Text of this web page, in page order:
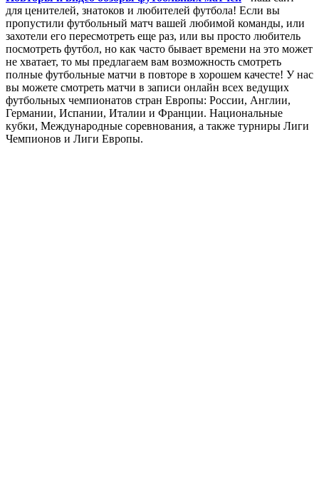
для ценителей, знатоков и любителей футбола! Если вы
пропустили футбольный матч вашей любимой команды, или
захотели его пересмотреть еще раз, или вы просто любитель
посмотреть футбол, но как часто бывает времени на это может
не хватает, то мы предлагаем вам возможность смотреть
полные футбольные матчи в повторе в хорошем качесте! У нас
вы можете смотреть матчи в записи онлайн всех ведущих
футбольных чемпионатов стран Европы: России, Англии,
Германии, Испании, Италии и Франции. Национальные
кубки, Международные соревнования, а также турниры Лиги
Чемпионов и Лиги Европы.